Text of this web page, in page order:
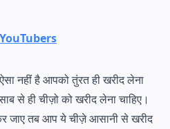
नहीं है आपको तुंरत ही खरीद लेना
से ही चीज़ो को खरीद लेना चाहिए।
तब आप ये चीज़े आसानी से खरीद